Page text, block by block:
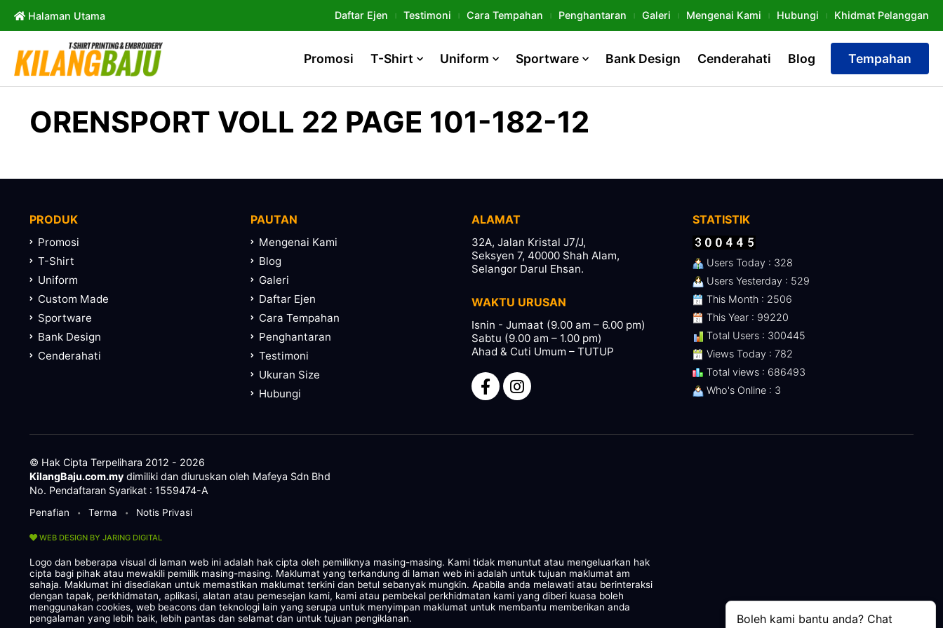
Halaman Utama Daftar Ejen Testimoni Cara Tempahan Penghantaran Galeri Mengenai Kami Hubungi Khidmat Pelanggan
Promosi T-Shirt Uniform Sportware Bank Design Cenderahati Blog Tempahan
ORENSPORT VOLL 22 PAGE 101-182-12
PRODUK
Promosi
T-Shirt
Uniform
Custom Made
Sportware
Bank Design
Cenderahati
PAUTAN
Mengenai Kami
Blog
Galeri
Daftar Ejen
Cara Tempahan
Penghantaran
Testimoni
Ukuran Size
Hubungi
ALAMAT
32A, Jalan Kristal J7/J,
Seksyen 7, 40000 Shah Alam,
Selangor Darul Ehsan.
WAKTU URUSAN
Isnin - Jumaat (9.00 am – 6.00 pm)
Sabtu (9.00 am – 1.00 pm)
Ahad & Cuti Umum – TUTUP
STATISTIK
Users Today : 328
Users Yesterday : 529
This Month : 2506
This Year : 99220
Total Users : 300445
Views Today : 782
Total views : 686493
Who's Online : 3
© Hak Cipta Terpelihara 2012 - 2026
KilangBaju.com.my dimiliki dan diuruskan oleh Mafeya Sdn Bhd
No. Pendaftaran Syarikat : 1559474-A
Penafian • Terma • Notis Privasi
WEB DESIGN BY JARING DIGITAL
Logo dan beberapa visual di laman web ini adalah hak cipta oleh pemiliknya masing-masing. Kami tidak menuntut atau mengeluarkan hak
cipta bagi pihak atau mewakili pemilik masing-masing. Maklumat yang terkandung di laman web ini adalah untuk tujuan maklumat am
sahaja. Maklumat ini disediakan untuk memastikan maklumat terkini dan betul sebanyak mungkin. Apabila anda melawati atau berinteraksi
dengan tapak, perkhidmatan, aplikasi, alatan atau pemesejan kami, kami atau pembekal perkhidmatan kami yang diberi kuasa boleh
menggunakan cookies, web beacons dan teknologi lain yang serupa untuk menyimpan maklumat untuk membantu memberikan anda
pengalaman yang lebih baik, lebih pantas dan selamat dan untuk tujuan pengiklanan.
Boleh kami bantu anda? Chat